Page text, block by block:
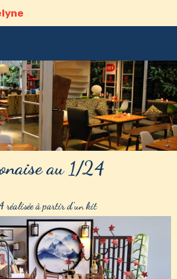
au 1/24
réalisée à partir d’un kit